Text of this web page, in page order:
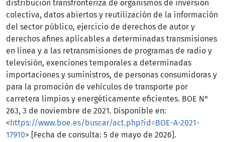
distribución transfronteriza de organismos de inversión
colectiva, datos abiertos y reutilización de la información
del sector público, ejercicio de derechos de autor y
derechos afines aplicables a determinadas transmisiones
en línea y a las retransmisiones de programas de radio y
televisión, exenciones temporales a determinadas
importaciones y suministros, de personas consumidoras y
para la promoción de vehículos de transporte por
carretera limpios y energéticamente eficientes. BOE N°
263, 3 de noviembre de 2021. Disponible en:
< https://www.boe.es/buscar/act.php?id=BOE-A-2021-
17910> [Fecha de consulta: 5 de mayo de 2026].